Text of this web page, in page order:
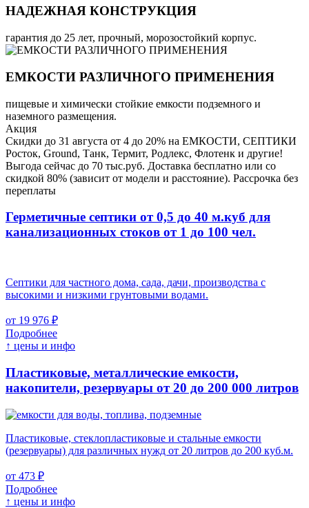
НАДЕЖНАЯ КОНСТРУКЦИЯ
гарантия до 25 лет, прочный, морозостойкий корпус.
ЕМКОСТИ РАЗЛИЧНОГО ПРИМЕНЕНИЯ
пищевые и химически стойкие емкости подземного и
наземного размещения.
Акция
Скидки до 31 августа от 4 до 20% на ЕМКОСТИ, СЕПТИКИ
Росток, Ground, Танк, Термит, Родлекс, Флотенк и другие!
Выгода сейчас до 70 тыс.руб. Доставка бесплатно или со
скидкой 80% (зависит от модели и расстояние). Рассрочка без
переплаты
Герметичные септики от 0,5 до 40 м.куб для
канализационных стоков от 1 до 100 чел.
Септики для частного дома, сада, дачи, производства с
высокими и низкими грунтовыми водами.
от 19 976 ₽
Подробнее
↑ цены и инфо
Пластиковые, металлические емкости,
накопители, резервуары от 20 до 200 000 литров
Пластиковые, стеклопластиковые и стальные емкости
(резервуары) для различных нужд от 20 литров до 200 куб.м.
от 473 ₽
Подробнее
↑ цены и инфо